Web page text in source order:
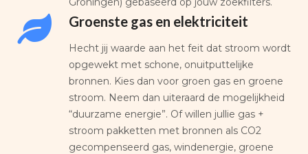
Groenste gas en elektriciteit
Hecht jij waarde aan het feit dat stroom wordt
opgewekt met schone, onuitputtelijke
bronnen. Kies dan voor groen gas en groene
stroom. Neem dan uiteraard de mogelijkheid
“duurzame energie”. Of willen jullie gas +
stroom pakketten met bronnen als CO2
gecompenseerd gas, windenergie, groene